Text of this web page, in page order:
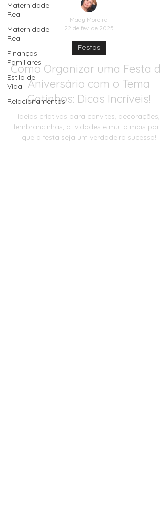
Maternidade
Real
Maternidade
Real
Finanças
Familiares
Estilo de
Vida
Relacionamentos
Mady Moreira
Festas
Como Organizar uma Festa de
Aniversário com o Tema